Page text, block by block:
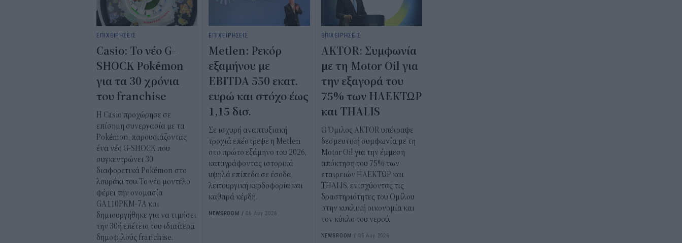
ΕΠΙΧΕΙΡΗΣΕΙΣ
Casio: Το νέο G-
SHOCK Pokémon
για τα 30 χρόνια
του franchise
Η Casio προχώρησε σε
επίσημη συνεργασία με τα
Pokémon, παρουσιάζοντας
ένα νέο G-SHOCK που
συγκεντρώνει 30
διαφορετικά Pokémon στο
λουράκι του. Το νέο μοντέλο
φέρει την ονομασία
GA110PKM-7A και
δημιουργήθηκε για να τιμήσει
την 30ή επέτειο του ιδιαίτερα
δημοφιλούς franchise.
ΕΠΙΧΕΙΡΗΣΕΙΣ
Metlen: Ρεκόρ
εξαμήνου με
EBITDA 550 εκατ.
ευρώ και στόχο έως
1,15 δισ.
Σε ισχυρή αναπτυξιακή
τροχιά επέστρεψε η Metlen
στο πρώτο εξάμηνο του 2026,
καταγράφοντας ιστορικά
υψηλά επίπεδα σε έσοδα,
λειτουργική κερδοφορία και
καθαρά κέρδη.
NEWSROOM / 06 Αυγ 2026
ΕΠΙΧΕΙΡΗΣΕΙΣ
AKTOR: Συμφωνία
με τη Motor Oil για
την εξαγορά του
75% των ΗΛΕΚΤΩΡ
και THALIS
Ο Όμιλος AKTOR υπέγραψε
δεσμευτική συμφωνία με τη
Motor Oil για την έμμεση
απόκτηση του 75% των
εταιρειών ΗΛΕΚΤΩΡ και
THALIS, ενισχύοντας τις
δραστηριότητες του Ομίλου
στην κυκλική οικονομία και
τον κύκλο του νερού.
NEWSROOM / 05 Αυγ 2026